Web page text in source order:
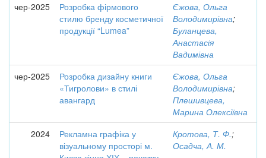
чер-2025
Розробка фірмового
стилю бренду косметичної
продукції “Lumea”
Єжова, Ольга
Володимирівна;
Буланцева,
Анастасія
Вадимівна
чер-2025
Розробка дизайну книги
«Тигролови» в стилі
авангард
Єжова, Ольга
Володимирівна;
Плешивцева,
Марина Олексіївна
2024
Рекламна графіка у
візуальному просторі м.
Кротова, Т. Ф.;
Осадча, А. М.